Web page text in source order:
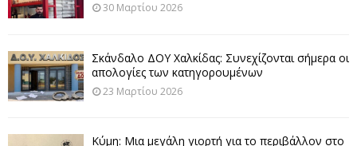
30 Μαρτίου 2026
Σκάνδαλο ΔΟΥ Χαλκίδας: Συνεχίζονται σήμερα οι
απολογίες των κατηγορουμένων
23 Μαρτίου 2026
Κύμη: Μια μεγάλη γιορτή για το περιβάλλον στο